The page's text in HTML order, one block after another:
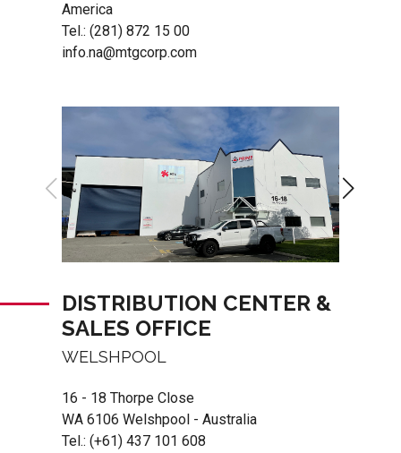
America
Tel.:(281) 872 15 00
info.na@mtgcorp.com
DISTRIBUTION CENTER &
SALES OFFICE
WELSHPOOL
16 - 18 Thorpe Close
WA 6106 Welshpool - Australia
Tel.:(+61) 437 101 608